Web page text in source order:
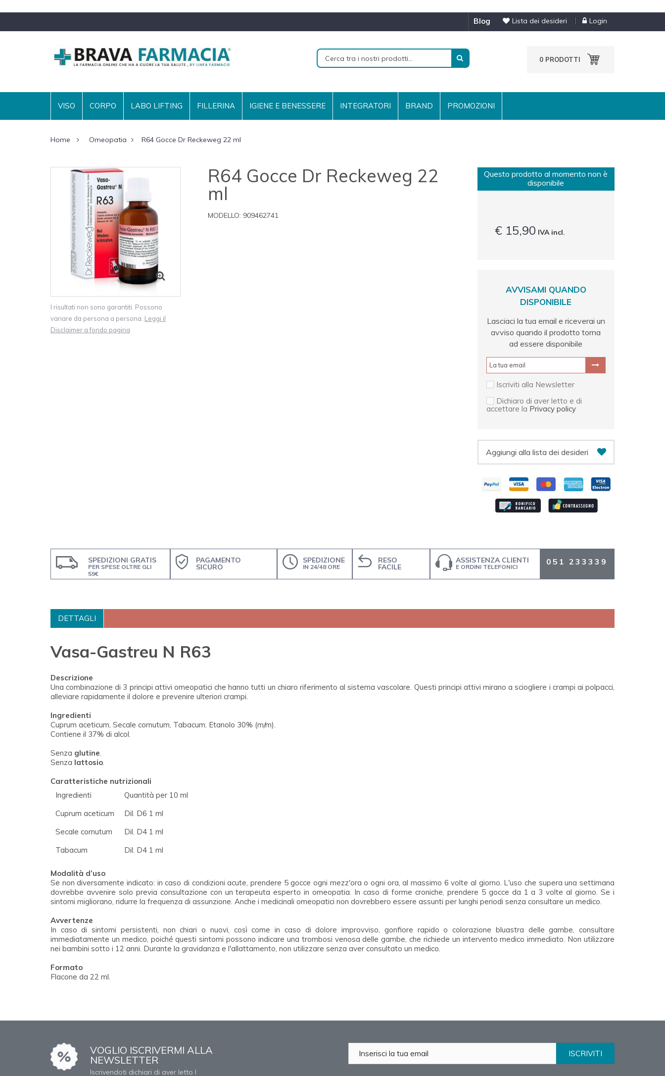
Lista dei desideri Login
blog
0 PRODOTTI
VISO CORPO LABO LIFTING FILLERINA IGIENE E BENESSERE INTEGRATORI BRAND PROMOZIONI
Home Omeopatia R64 Gocce Dr Reckeweg 22 ml
I risultati non sono garantiti. Possono
variare da persona a persona. Leggi il
Disclaimer a fondo pagina
R64 Gocce Dr Reckeweg 22
ml
MODELLO: 909462741
Questo prodotto al momento non è
disponibile
€ 15,90 IVA incl.
AVVISAMI QUANDO
DISPONIBILE
Lasciaci la tua email e riceverai un
avviso quando il prodotto torna
ad essere disponibile
Iscriviti alla Newsletter
Dichiaro di aver letto e di
accettare la Privacy policy
Aggiungi alla lista dei desideri
SPEDIZIONI GRATIS
PER SPESE OLTRE GLI
59€
PAGAMENTO
SICURO
SPEDIZIONE
IN 24/48 ORE
RESO
FACILE
ASSISTENZA CLIENTI
E ORDINI TELEFONICI
051 233339
DETTAGLI
Vasa-Gastreu N R63
Descrizione
Una combinazione di 3 principi attivi omeopatici che hanno tutti un chiaro riferimento al sistema vascolare. Questi principi attivi mirano a sciogliere i crampi ai polpacci,
alleviare rapidamente il dolore e prevenire ulteriori crampi.
Ingredienti
Cuprum aceticum, Secale cornutum, Tabacum. Etanolo 30% (m/m).
Contiene il 37% di alcol.
Senza glutine.
Senza lattosio.
Caratteristiche nutrizionali
Ingredienti
Quantità per 10 ml
Cuprum aceticum
Dil. D6 1 ml
Secale cornutum
Dil. D4 1 ml
Tabacum
Dil. D4 1 ml
Modalità d’uso
Se non diversamente indicato: in caso di condizioni acute, prendere 5 gocce ogni mezz'ora o ogni ora, al massimo 6 volte al giorno. L'uso che supera una settimana
dovrebbe avvenire solo previa consultazione con un terapeuta esperto in omeopatia. In caso di forme croniche, prendere 5 gocce da 1 a 3 volte al giorno. Se i
sintomi migliorano, ridurre la frequenza di assunzione. Anche i medicinali omeopatici non dovrebbero essere assunti per lunghi periodi senza consultare un medico.
Avvertenze
In caso di sintomi persistenti, non chiari o nuovi, così come in caso di dolore improvviso, gonfiore rapido o colorazione bluastra delle gambe, consultare
immediatamente un medico, poiché questi sintomi possono indicare una trombosi venosa delle gambe, che richiede un intervento medico immediato. Non utilizzare
nei bambini sotto i 12 anni. Durante la gravidanza e l'allattamento, non utilizzare senza aver consultato un medico.
Formato
Flacone da 22 ml.
VOGLIO ISCRIVERMI ALLA
NEWSLETTER
Iscrivendoti dichiari di aver letto l
ISCRIVITI